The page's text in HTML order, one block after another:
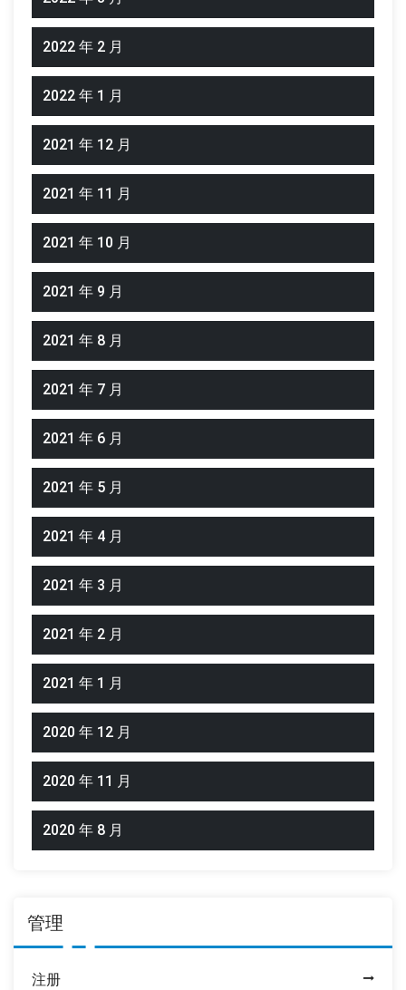
2022 年 2 月
2022 年 1 月
2021 年 12 月
2021 年 11 月
2021 年 10 月
2021 年 9 月
2021 年 8 月
2021 年 7 月
2021 年 6 月
2021 年 5 月
2021 年 4 月
2021 年 3 月
2021 年 2 月
2021 年 1 月
2020 年 12 月
2020 年 11 月
2020 年 8 月
管理
注册